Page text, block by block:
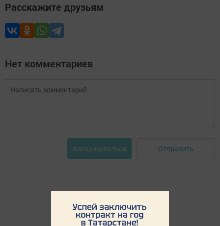
Расскажите друзьям
Нет комментариев
Авторизоваться Отправить